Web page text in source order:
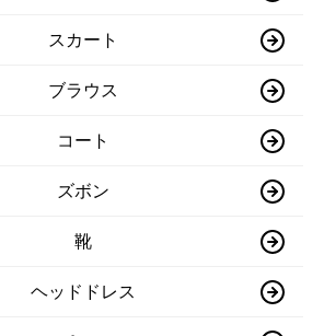
スカート
ブラウス
コート
ズボン
靴
ヘッドドレス